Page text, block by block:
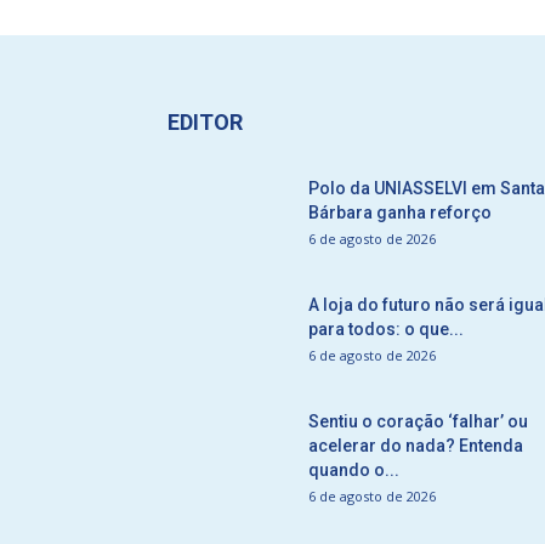
EDITOR
Polo da UNIASSELVI em Santa
Bárbara ganha reforço
6 de agosto de 2026
A loja do futuro não será igual
para todos: o que...
6 de agosto de 2026
Sentiu o coração ‘falhar’ ou
acelerar do nada? Entenda
quando o...
6 de agosto de 2026